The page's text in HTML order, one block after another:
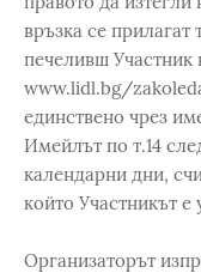
връзка се прилагат
печеливш Участник
www.lidl.bg/
единствено чрез
Имейлът по т.14
календарни дни,
който Участникът е
Организаторът